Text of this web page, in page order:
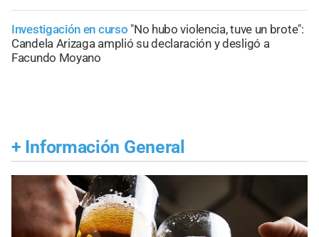
Investigación en curso "No hubo violencia, tuve un brote":
Candela Arizaga amplió su declaración y desligó a
Facundo Moyano
+ Información General